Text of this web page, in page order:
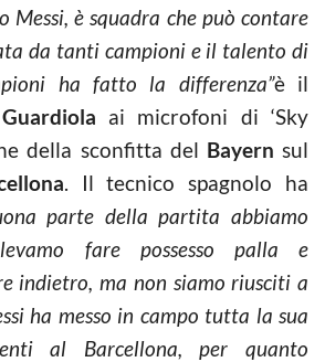
Messi, è squadra che può contare
da tanti campioni e il talento di
ha fatto la differenza”è il
Guardiola ai microfoni di ‘Sky
della sconfitta del Bayern sul
. Il tecnico spagnolo ha
parte della partita abbiamo
fare possesso palla e
indietro, ma non siamo riusciti a
ha messo in campo tutta la sua
al Barcellona, per quanto